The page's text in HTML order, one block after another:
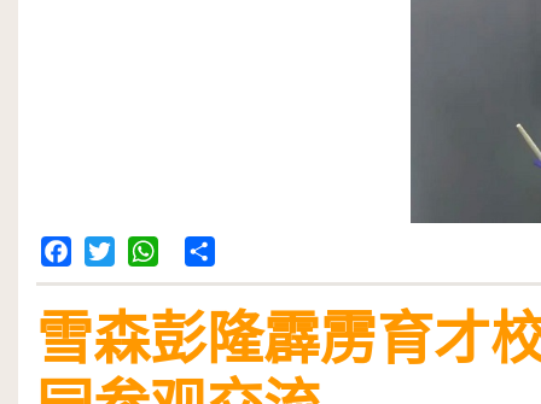
Facebook
TwitterWhatsApp
Share
雪森彭隆霹雳育才